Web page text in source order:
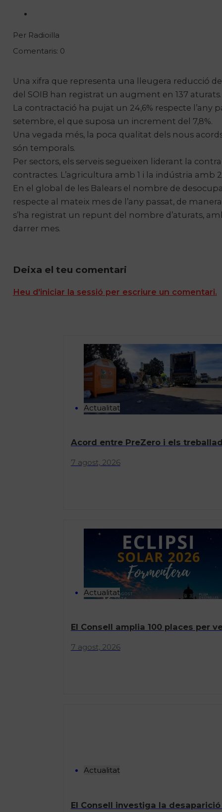
Per Radioilla
Comentaris: 0
Una xifra que representa una lleugera reducció de
del SOIB han registrat un augment en 137 aturats.
La contractació ha pujat un 24,6% respecte l’any
setembre, el que suposa un increment del 7,8%.
Una vegada més, la poca qualitat dels nous
són temporals.
Per sectors, els serveis segueixen liderant la
contractes. L’agricultura amb 1 i la indústria
En el global de les Balears el nombre de
respecte al mateix mes de l’any passat, de
s’ha registrat un repunt del nombre d’aturats,
darrer mes.
Deixa el teu comentari
Heu d'iniciar la sessió per escriure un comentari.
Actualitat
Acord entre PreZero i els
7 agost, 2026
Actualitat
El Consell amplia 100 places per
7 agost, 2026
Actualitat
El Consell investiga la